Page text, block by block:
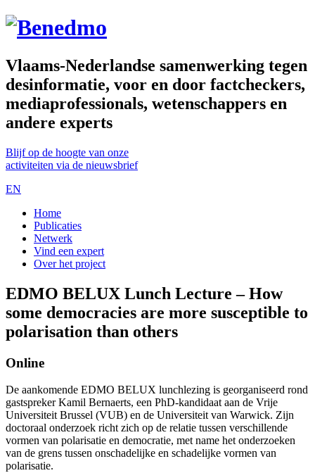
Vlaams-Nederlandse samenwerking tegen
desinformatie, voor en door factcheckers,
mediaprofessionals, wetenschappers en
andere experts
Blijf op de hoogte van onze
activiteiten via de nieuwsbrief
EN
Home
Publicaties
Netwerk
Vind een expert
Over het project
EDMO BELUX Lunch Lecture – How
some democracies are more susceptible to
polarisation than others
Online
De aankomende EDMO BELUX lunchlezing is georganiseerd rond
gastspreker Kamil Bernaerts, een PhD-kandidaat aan de Vrije
Universiteit Brussel (VUB) en de Universiteit van Warwick. Zijn
doctoraal onderzoek richt zich op de relatie tussen verschillende
vormen van polarisatie en democratie, met name het onderzoeken
van de grens tussen onschadelijke en schadelijke vormen van
polarisatie.